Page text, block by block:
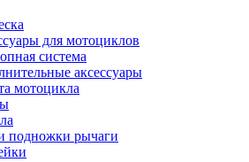
для мотоциклов
система
аксессуары
мотоцикла
подножки рычаги